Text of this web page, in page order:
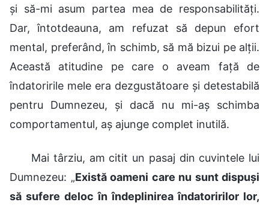
și să-mi asum partea mea de responsabilități.
Dar, întotdeauna, am refuzat să depun efort
mental, preferând, în schimb, să mă bizui pe alții.
Această atitudine pe care o aveam față de
îndatoririle mele era dezgustătoare și detestabilă
pentru Dumnezeu, și dacă nu mi-aș schimba
comportamentul, aș ajunge complet inutilă.
Mai târziu, am citit un pasaj din cuvintele lui
Dumnezeu: „Există oameni care nu sunt dispuși
să sufere deloc în îndeplinirea îndatoririlor lor,